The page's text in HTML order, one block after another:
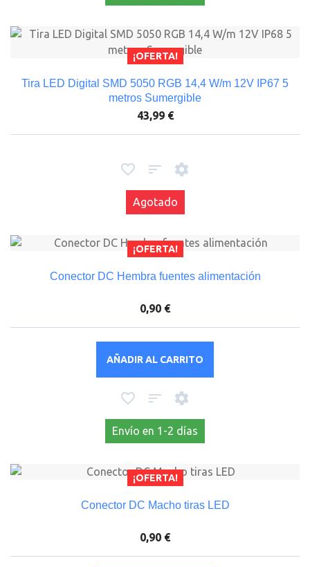
¡OFERTA!
Tira LED Digital SMD 5050 RGB 14,4 W/m 12V IP67 5
metros Sumergible
43,99 €
Agotado
¡OFERTA!
Conector DC Hembra fuentes alimentación
0,90 €
AÑADIR AL CARRITO
Envío en 1-2 días
¡OFERTA!
Conector DC Macho tiras LED
0,90 €